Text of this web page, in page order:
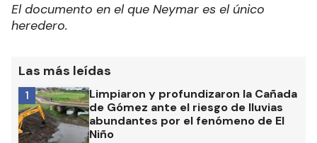
El documento en el que Neymar es el único
heredero.
Las más leídas
Limpiaron y profundizaron la Cañada
de Gómez ante el riesgo de lluvias
abundantes por el fenómeno de El
Niño
1